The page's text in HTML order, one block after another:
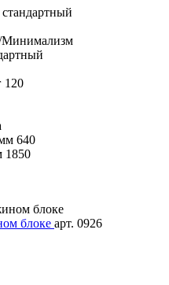
Минимализм
120
640
1850
блоке арт. 0926